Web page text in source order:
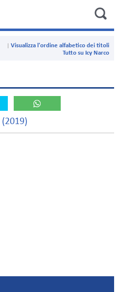
Visualizza l'ordine alfabetico dei titoli
Tutto su Icy Narco
(2019)